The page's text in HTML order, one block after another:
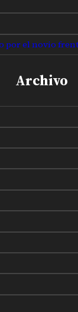
el novio
Archivo